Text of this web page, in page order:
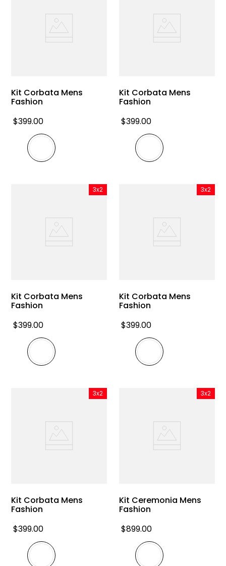
Kit Corbata Mens
Fashion
$399.00
Kit Corbata Mens
Fashion
$399.00
3x2
Kit Corbata Mens
Fashion
$399.00
3x2
Kit Corbata Mens
Fashion
$399.00
3x2
Kit Corbata Mens
Fashion
$399.00
3x2
Kit Ceremonia Mens
Fashion
$899.00